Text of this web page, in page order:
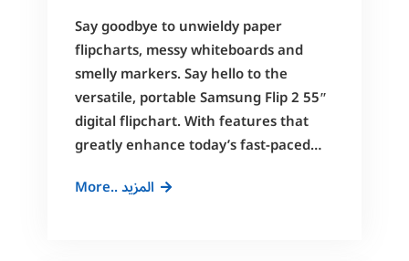
Say goodbye to unwieldy paper
flipcharts, messy whiteboards and
smelly markers. Say hello to the
versatile, portable Samsung Flip 2 55″
digital flipchart. With features that
greatly enhance today’s fast-paced…
More.. المزيدAll-